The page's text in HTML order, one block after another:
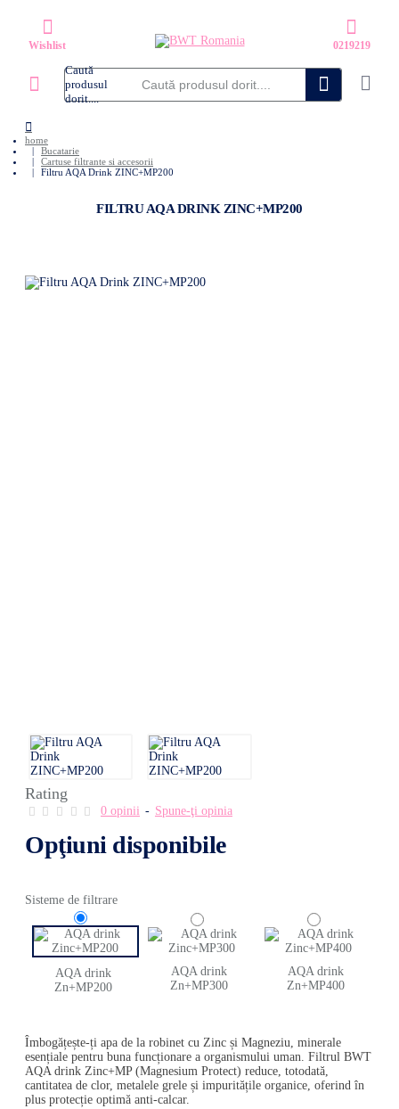
Caută
produsul
dorit....
FILTRU AQA DRINK ZINC+MP200
home
Bucatarie
Cartuse filtrante si accesorii
Filtru AQA Drink ZINC+MP200
Îmbogățește-ți apa de la robinet cu Zinc și Magneziu, minerale
esențiale pentru buna funcționare a organismului uman. Filtrul BWT
AQA drink Zinc+MP (Magnesium Protect) reduce, totodată,
cantitatea de clor, metalele grele și impuritățile organice, oferind în
plus protecție optimă anti-calcar.
Rating
0 opinii - Spune-ţi opinia
Opţiuni disponibile
Sisteme de filtrare
AQA drink
Zn+MP200
AQA drink
Zn+MP300
AQA drink
Zn+MP400